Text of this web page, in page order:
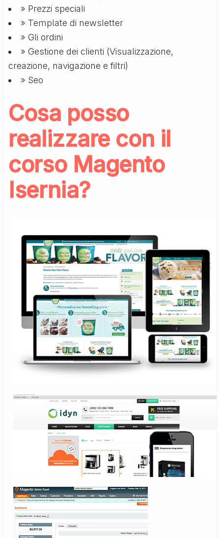
» Prezzi speciali
» Template di newsletter
» Gli ordini
» Gestione dei clienti (Visualizzazione,
creazione, navigazione e filtri)
» Seo
Cosa posso
realizzare con il
corso Magento
Isernia?